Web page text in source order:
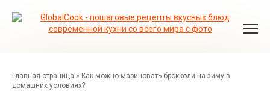
Главная страница » Как можно мариновать брокколи на зиму в
домашних условиях?